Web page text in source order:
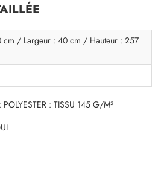
cm / Largeur : 40 cm / Hauteur : 257
: TISSU 145 G/M²